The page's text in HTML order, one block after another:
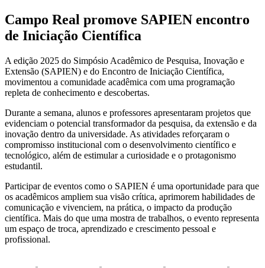
Campo Real promove SAPIEN encontro
de Iniciação Científica
A edição 2025 do Simpósio Acadêmico de Pesquisa, Inovação e
Extensão (SAPIEN) e do Encontro de Iniciação Científica,
movimentou a comunidade acadêmica com uma programação
repleta de conhecimento e descobertas.
Durante a semana, alunos e professores apresentaram projetos que
evidenciam o potencial transformador da pesquisa, da extensão e da
inovação dentro da universidade. As atividades reforçaram o
compromisso institucional com o desenvolvimento científico e
tecnológico, além de estimular a curiosidade e o protagonismo
estudantil.
Participar de eventos como o SAPIEN é uma oportunidade para que
os acadêmicos ampliem sua visão crítica, aprimorem habilidades de
comunicação e vivenciem, na prática, o impacto da produção
científica. Mais do que uma mostra de trabalhos, o evento representa
um espaço de troca, aprendizado e crescimento pessoal e
profissional.